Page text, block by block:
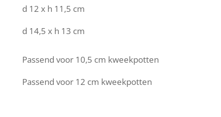
d 12 x h 11,5 cm
d 14,5 x h 13 cm
Passend voor 10,5 cm kweekpotten
Passend voor 12 cm kweekpotten